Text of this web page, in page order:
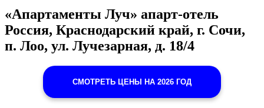
«Апартаменты Луч» апарт-отель
Россия, Краснодарский край, г. Сочи,
п. Лоо, ул. Лучезарная, д. 18/4
СМОТРЕТЬ ЦЕНЫ НА 2026 ГОД